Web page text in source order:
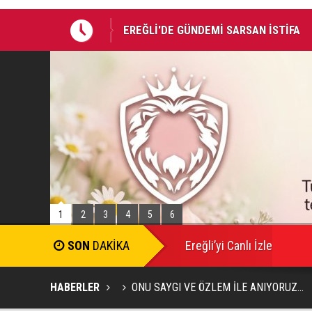
EREĞLİ'DE GÜNDEMİ SARSAN İSTİFA
Takla atan otomobildeki Bedirhan öldü,
1 2 3 4 5 6
SON DAKİKA Ereğli’yi Canlı İzle
HABERLER ONU SAYGI VE ÖZLEM İLE ANIYORUZ...